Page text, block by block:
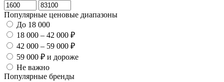
Популярные ценовые диапазоны
До 18 000
18 000 – 42 000 ₽
42 000 – 59 000 ₽
59 000 ₽ и дороже
Не важно
Популярные бренды